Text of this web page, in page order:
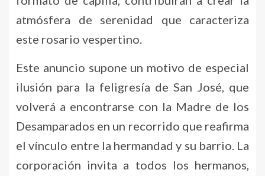
atmósfera de serenidad que caracteriza
este rosario vespertino.
Este anuncio supone un motivo de especial
ilusión para la feligresía de San José, que
volverá a encontrarse con la Madre de los
Desamparados en un recorrido que reafirma
el vínculo entre la hermandad y su barrio. La
corporación invita a todos los hermanos,